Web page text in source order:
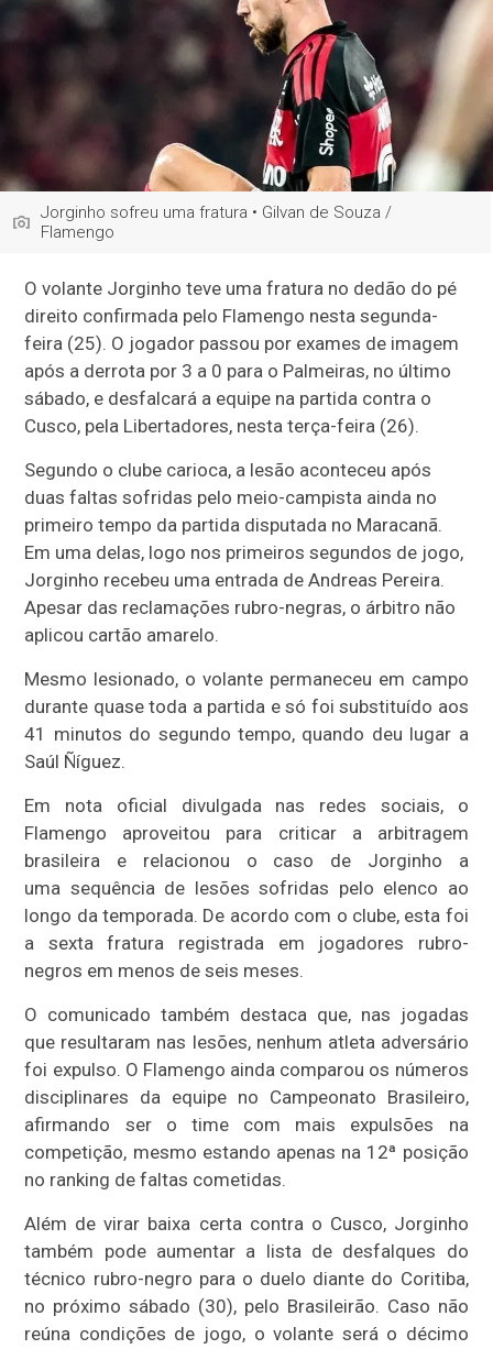
Jorginho sofreu uma fratura • Gilvan de Souza /
Flamengo
O volante Jorginho teve uma fratura no dedão do pé
direito confirmada pelo Flamengo nesta segunda-
feira (25). O jogador passou por exames de imagem
após a derrota por 3 a 0 para o Palmeiras, no último
sábado, e desfalcará a equipe na partida contra o
Cusco, pela Libertadores, nesta terça-feira (26).
Segundo o clube carioca, a lesão aconteceu após
duas faltas sofridas pelo meio-campista ainda no
primeiro tempo da partida disputada no Maracanã.
Em uma delas, logo nos primeiros segundos de jogo,
Jorginho recebeu uma entrada de Andreas Pereira.
Apesar das reclamações rubro-negras, o árbitro não
aplicou cartão amarelo.
Mesmo lesionado, o volante permaneceu em campo
durante quase toda a partida e só foi substituído aos
41 minutos do segundo tempo, quando deu lugar a
Saúl Ñíguez.
Em nota oficial divulgada nas redes sociais, o
Flamengo aproveitou para criticar a arbitragem
brasileira e relacionou o caso de Jorginho a
uma sequência de lesões sofridas pelo elenco ao
longo da temporada. De acordo com o clube, esta foi
a sexta fratura registrada em jogadores rubro-
negros em menos de seis meses.
O comunicado também destaca que, nas jogadas
que resultaram nas lesões, nenhum atleta adversário
foi expulso. O Flamengo ainda comparou os números
disciplinares da equipe no Campeonato Brasileiro,
afirmando ser o time com mais expulsões na
competição, mesmo estando apenas na 12ª posição
no ranking de faltas cometidas.
Além de virar baixa certa contra o Cusco, Jorginho
também pode aumentar a lista de desfalques do
técnico rubro-negro para o duelo diante do Coritiba,
no próximo sábado (30), pelo Brasileirão. Caso não
reúna condições de jogo, o volante será o décimo